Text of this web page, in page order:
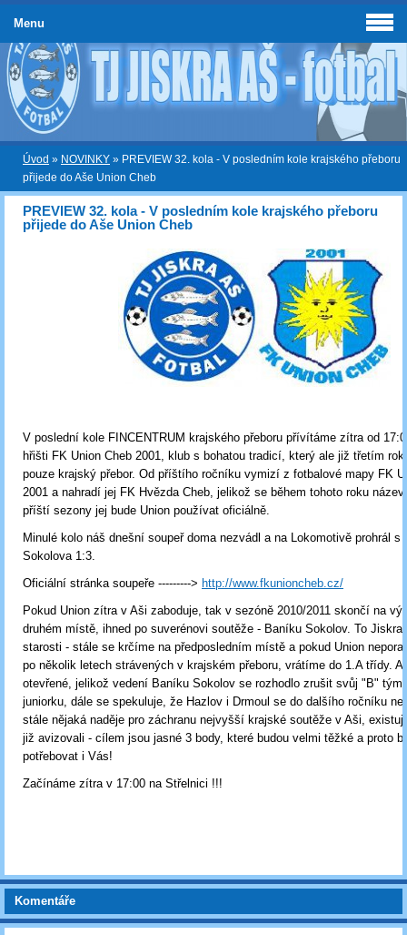
Úvod » NOVINKY » PREVIEW 32. kola - V posledním kole krajského přeboru
přijede do Aše Union Cheb
PREVIEW 32. kola - V posledním kole krajského přeboru
přijede do Aše Union Cheb
V poslední kole FINCENTRUM krajského přeboru přívítáme zítra od
hřišti FK Union Cheb 2001, klub s bohatou tradicí, který ale již třetím
pouze krajský přebor. Od příštího ročníku vymizí z fotbalové mapy FK
2001 a nahradí jej FK Hvězda Cheb, jelikož se během tohoto roku
příští sezony jej bude Union používat oficiálně.
Minulé kolo náš dnešní soupeř doma nezvádl a na Lokomotivě prohrál s
Sokolova 1:3.
Oficiální stránka soupeře ---------> http://www.fkunioncheb.cz/
Pokud Union zítra v Aši zaboduje, tak v sezóně 2010/2011 skončí na
druhém místě, ihned po suverénovi soutěže - Baníku Sokolov. To Jiskra
starosti - stále se krčíme na předposledním místě a pokud Union
po několik letech strávených v krajském přeboru, vrátíme do 1.A třídy.
otevřené, jelikož vedení Baníku Sokolov se rozhodlo zrušit svůj "B"
juniorku, dále se spekuluje, že Hazlov i Drmoul se do dalšího ročníku
stále nějaká naděje pro záchranu nejvyšší krajské soutěže v Aši,
již avizovali - cílem jsou jasné 3 body, které budou velmi těžké a proto
potřebovat i Vás!
Začínáme zítra v 17:00 na Střelnici !!!
Komentáře
Menu